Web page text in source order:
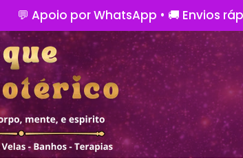
💬 Apoio por WhatsApp • 🚚 Envios